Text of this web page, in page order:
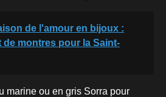
de l'amour en bijoux :
montres pour la Saint-
marine ou en gris Sorra pour